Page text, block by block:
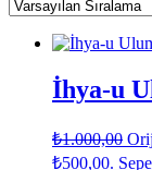
İhya-u
₺1.000,00
₺500,00.